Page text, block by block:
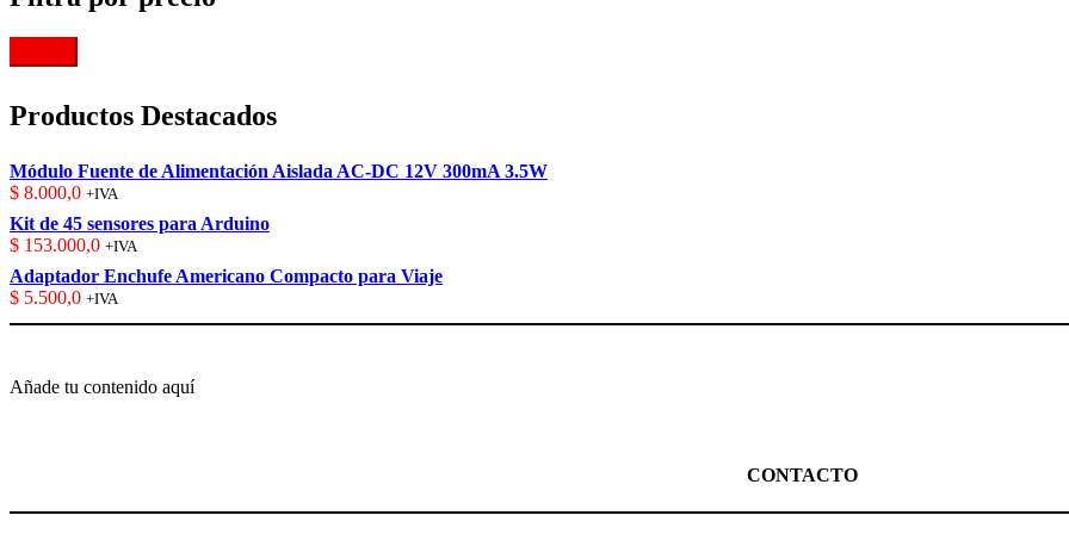
Productos Destacados
Módulo Fuente de Alimentación Aislada AC-DC 12V 300mA 3.5W
$ 8.000,0 +IVA
Kit de 45 sensores para Arduino
$ 153.000,0 +IVA
Adaptador Enchufe Americano Compacto para Viaje
$ 5.500,0 +IVA
Añade tu contenido aquí
CONTACTO